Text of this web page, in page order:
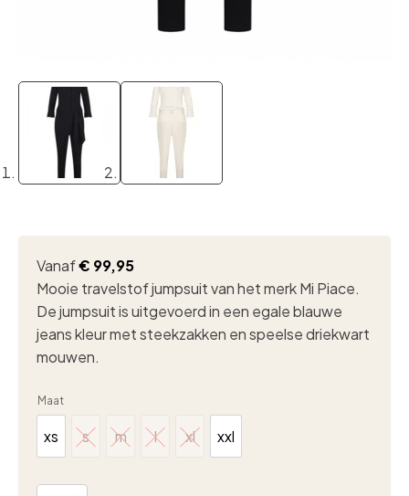
Vanaf€ 99,95
Mooie travelstof jumpsuit van het merk Mi Piace.
De jumpsuit is uitgevoerd in een egale blauwe
jeans kleur met steekzakken en speelse driekwart
mouwen.
Maat
xs
xs
s
s
m
m
l
l
xl
xl
xxl
xxl